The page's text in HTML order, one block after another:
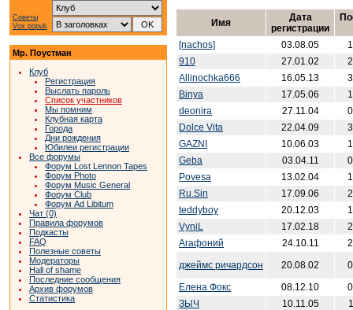
Советы
Vox populi
Мр. Поустман
Клуб
Регистрация
Выслать пароль
Список участников
Мы помним
Клубная карта
Города
Дни рождения
Юбилеи регистрации
Все форумы
Форум Lost Lennon Tapes
Форум Photo
Форум Music General
Форум Club
Форум Ad Libitum
Чат (0)
Правила форумов
Подкасты
FAQ
Полезные советы
Модераторы
Hall of shame
Последние сообщения
Архив форумов
Статистика
Имя
Дата
регистрации
[nachos]
03.08.05
910
27.01.02
Allinochka666
16.05.13
Binya
17.05.06
deonira
27.11.04
Dolce Vita
22.04.09
GAZNI
10.06.03
Geba
03.04.11
Povesa
13.02.04
Ru.Sin
17.09.06
teddyboy
20.12.03
VyniL
17.02.18
Агафоний
24.10.11
джеймс ричардсон
20.08.02
Елена Фокс
08.12.10
ЗЫЧ
10.11.05